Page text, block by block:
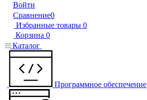
Войти
Сравнение0
Избранные товары 0
Корзина 0
Каталог
Программное обеспечение